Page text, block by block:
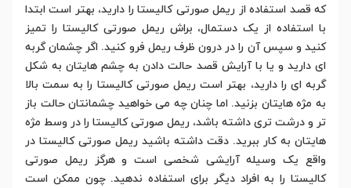
که قصد استفاده از ریمل صورتی کالیستا را دارید، بهتر است ابتدا
با استفاده از یک دستمال، براش ریمل صورتی کالیستا را تمیز
کنید و سپس آن را در درون ظرف ریمل فرو کنید. اگر چشمان گربه
ای دارید و یا با آرایش قصد حالت دادن به چشم هایتان به شکل
گربه ای را دارید، بهتر است ریمل صورتی کالیستا را به سمت بالا
به مژه هایتان بزنید. اما چنان چه می خواهید چشمانتان حالت باز
تر و درشت تری داشته باشد، ریمل صورتی کالیستا را در وسط مژه
هایتان به کار ببرید. دقت داشته باشید ریمل صورتی کالیستا در
واقع یک وسیله آرایشی شخصی است و هرگز ریمل صورتی
کالیستا را به افراد دیگر برای استفاده ندهید. چون ممکن است